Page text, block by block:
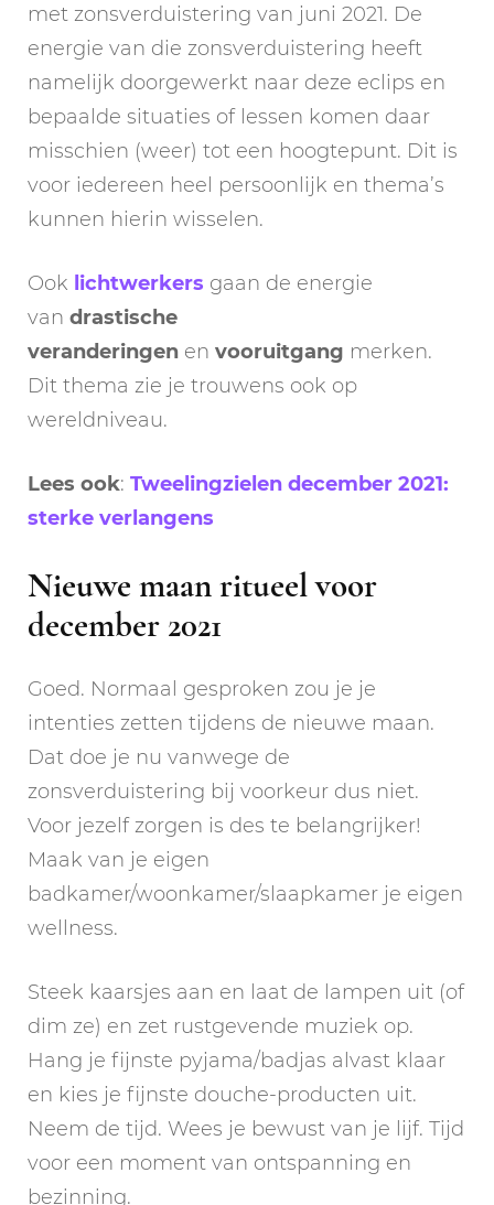
met zonsverduistering van juni 2021. De
energie van die zonsverduistering heeft
namelijk doorgewerkt naar deze eclips en
bepaalde situaties of lessen komen daar
misschien (weer) tot een hoogtepunt. Dit is
voor iedereen heel persoonlijk en thema’s
kunnen hierin wisselen.
Ook lichtwerkers gaan de energie
van drastische
veranderingen en vooruitgang merken.
Dit thema zie je trouwens ook op
wereldniveau.
Lees ook: Tweelingzielen december 2021:
sterke verlangens
Nieuwe maan ritueel voor
december 2021
Goed. Normaal gesproken zou je je
intenties zetten tijdens de nieuwe maan.
Dat doe je nu vanwege de
zonsverduistering bij voorkeur dus niet.
Voor jezelf zorgen is des te belangrijker!
Maak van je eigen
badkamer/woonkamer/slaapkamer je eigen
wellness.
Steek kaarsjes aan en laat de lampen uit (of
dim ze) en zet rustgevende muziek op.
Hang je fijnste pyjama/badjas alvast klaar
en kies je fijnste douche-producten uit.
Neem de tijd. Wees je bewust van je lijf. Tijd
voor een moment van ontspanning en
bezinning.